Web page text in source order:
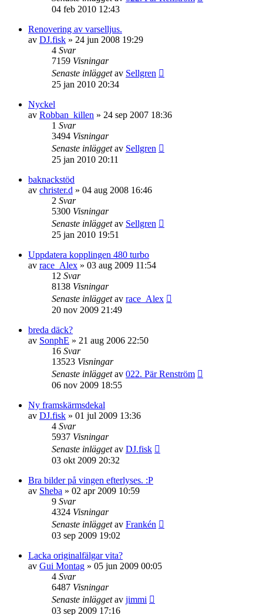
04 feb 2010 12:43
Renovering av varselljus.
av DJ.fisk » 24 jun 2008 19:29
4 Svar
7159 Visningar
Senaste inläggetav Sellgren
25 jan 2010 20:34
Nyckel
av Robban_killen » 24 sep 2007 18:36
1 Svar
3494 Visningar
Senaste inläggetav Sellgren
25 jan 2010 20:11
baknackstöd
av christer.d » 04 aug 2008 16:46
2 Svar
5300 Visningar
Senaste inläggetav Sellgren
25 jan 2010 19:51
Uppdatera kopplingen 480 turbo
av race_Alex » 03 aug 2009 11:54
12 Svar
8138 Visningar
Senaste inläggetav race_Alex
20 nov 2009 21:49
breda däck?
av SonphE » 21 aug 2006 22:50
16 Svar
13523 Visningar
Senaste inläggetav 022. Pär Renström
06 nov 2009 18:55
Ny framskärmsdekal
av DJ.fisk » 01 jul 2009 13:36
4 Svar
5937 Visningar
Senaste inläggetav DJ.fisk
03 okt 2009 20:32
Bra bilder på vingen efterlyses. :P
av Sheba » 02 apr 2009 10:59
9 Svar
4324 Visningar
Senaste inläggetav Frankén
03 sep 2009 19:02
Lacka originalfälgar vita?
av Gui Montag » 05 jun 2009 00:05
4 Svar
6487 Visningar
Senaste inläggetav jimmi
03 sep 2009 17:16